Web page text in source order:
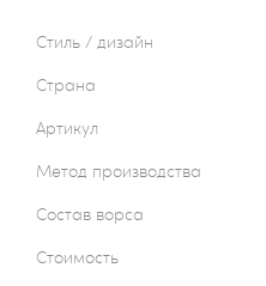
Стиль / дизайн
Страна
Артикул
Метод производства
Состав ворса
Стоимость